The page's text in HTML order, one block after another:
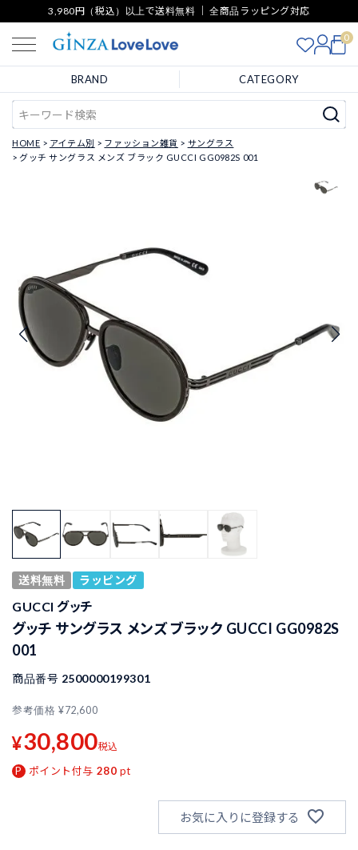
3,980円（税込）以上で送料無料 ｜ 全商品ラッピング対応
0
BRAND CATEGORY
HOME アイテム別 ファッション雑貨
サングラス
グッチ サングラス メンズ ブラック GUCCI GG0982S 001
送料無料 ラッピング
GUCCI グッチ
グッチ サングラス メンズ ブラック GUCCI GG0982S
001
商品番号 2500000199301
参考価格 ¥72,600
¥30,800税込
ポイント付与 280 pt
お気に入りに登録する